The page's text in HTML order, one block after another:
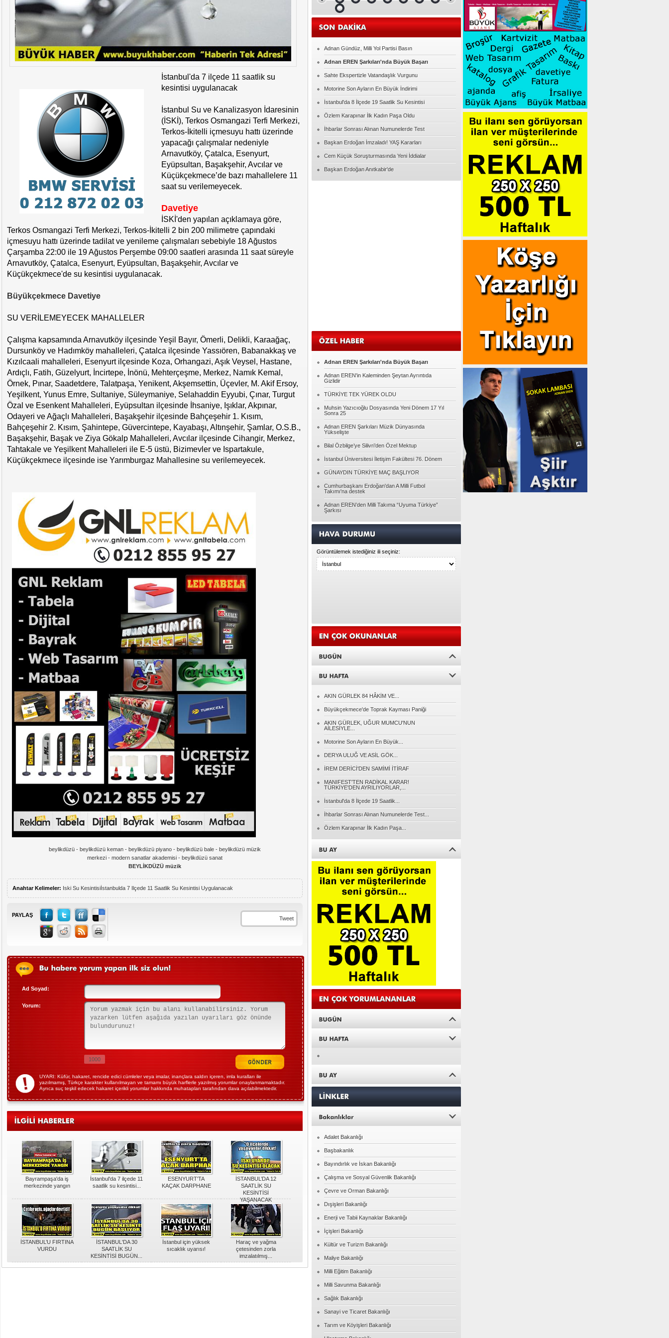
İstanbul'da 7 ilçede 11 saatlik su
kesintisi uygulanacak
İstanbul Su ve Kanalizasyon İdaresinin
(İSKİ), Terkos Osmangazi Terfi Merkezi,
Terkos-İkitelli içmesuyu hattı üzerinde
yapacağı çalışmalar nedeniyle
Arnavutköy, Çatalca, Esenyurt,
Eyüpsultan, Başakşehir, Avcılar ve
Küçükçekmece’de bazı mahallelere 11
saat su verilemeyecek.
Davetiye
İSKİ'den yapılan açıklamaya göre,
Terkos Osmangazi Terfi Merkezi, Terkos-İkitelli 2 bin 200 milimetre çapındaki
içmesuyu hattı üzerinde tadilat ve yenileme çalışmaları sebebiyle 18 Ağustos
Çarşamba 22:00 ile 19 Ağustos Perşembe 09:00 saatleri arasında 11 saat süreyle
Arnavutköy, Çatalca, Esenyurt, Eyüpsultan, Başakşehir, Avcılar ve
Küçükçekmece'de su kesintisi uygulanacak.
Büyükçekmece Davetiye
SU VERİLEMEYECEK MAHALLELER
Çalışma kapsamında Arnavutköy ilçesinde Yeşil Bayır, Ömerli, Delikli, Karaağaç,
Dursunköy ve Hadımköy mahalleleri, Çatalca ilçesinde Yassıören, Babanakkaş ve
Kızılcaali mahalleleri, Esenyurt ilçesinde Koza, Orhangazi, Aşık Veysel, Hastane,
Ardıçlı, Fatih, Güzelyurt, İncirtepe, İnönü, Mehterçeşme, Merkez, Namık Kemal,
Örnek, Pınar, Saadetdere, Talatpaşa, Yenikent, Akşemsettin, Üçevler, M. Akif Ersoy,
Yeşilkent, Yunus Emre, Sultaniye, Süleymaniye, Selahaddin Eyyubi, Çınar, Turgut
Özal ve Esenkent Mahalleleri, Eyüpsultan ilçesinde İhsaniye, Işıklar, Akpınar,
Odayeri ve Ağaçlı Mahalleleri, Başakşehir ilçesinde Bahçeşehir 1. Kısım,
Bahçeşehir 2. Kısım, Şahintepe, Güvercintepe, Kayabaşı, Altınşehir, Şamlar, O.S.B.,
Başakşehir, Başak ve Ziya Gökalp Mahalleleri, Avcılar ilçesinde Cihangir, Merkez,
Tahtakale ve Yeşilkent Mahalleleri ile E-5 üstü, Bizimevler ve Ispartakule,
Küçükçekmece ilçesinde ise Yarımburgaz Mahallesine su verilemeyecek.
beylikdüzü - beylikdüzü keman - beylikdüzü piyano - beylikdüzü bale - beylikdüzü müzik
merkezi - modern sanatlar akademisi - beylikdüzü sanat
BEYLİKDÜZÜ müzik
Anahtar Kelimeler: Iski Su Kesintisiİstanbulda 7 Ilçede 11 Saatlik Su Kesintisi Uygulanacak
PAYLAŞ
Tweet
Ad Soyad:
Yorum:
UYARI: Küfür, hakaret, rencide edici cümleler veya imalar, inançlara saldırı içeren, imla kuralları ile
yazılmamış, Türkçe karakter kullanılmayan ve tamamı büyük harflerle yazılmış yorumlar onaylanmamaktadır.
Ayrıca suç teşkil edecek hakaret içerikli yorumlar hakkında muhatapları tarafından dava açılabilmektedir.
Bayrampaşa'da iş
merkezinde yangın
İstanbul'da 7 ilçede 11
saatlik su kesintisi...
ESENYURT'TA
KAÇAK DARPHANE
İSTANBUL’DA 12
SAATLİK SU
KESİNTİSİ
YAŞANACAK
İSTANBUL’U FIRTINA
VURDU
İSTANBUL'DA 30
SAATLİK SU
KESİNTİSİ BUGÜN...
İstanbul için yüksek
sıcaklık uyarısı!
Haraç ve yağma
çetesinden zorla
imzalatılmış...
Elif ERDEM
Ampute Futbol'da İlginç detay
Serap UZER
15 Temmuzdan kalanlar
İhsan ÜNLÜ
MUTLU YILLAR ÖĞRETMENİM
Hacıbekir Özarslan
FULBOL ASLA SADECE FUTBOL
DEGILDIR
Serkan TOKA
Şennur ROTA
Seksin Kumaşı
Abdulkadir YILMAZ
HER KONUYU ŞİDDETLE ÇÖZMEYE
ÇALIŞIYORUZ.
Kadir Kutlu
Çok mu zor?
Özgenur GEYVE
Pembe gözlüklerinizin dışında bir dünya
Tolga YAVUZ
Ghepetto'nun kütüğü Pinokyo
Pınar BAYÇINAR
Hasan KARAGÖZ
Allah'ın Laneti
DENGESİZLİK ÇAĞI DESEM
Adnan EREN
CİMER'e Giden Her İhbar Ciddiyetle
Değerlendirilmeli
Naci KONYAR
Gidenlerin Ardından
Müslüm SÖYLER
Cumhuriyet....
Özcan PEHLİVANOĞLU
KENDİ BİNDİĞİ DALI KESMEK!..
Adnan Gündüz, Milli Yol Partisi Basın
Adnan EREN Şarkıları'nda Büyük Başarı
Sahte Ekspertizle Vatandaşlık Vurgunu
Motorine Son Ayların En Büyük İndirimi
İstanbul'da 8 İlçede 19 Saatlik Su Kesintisi
Özlem Karapınar İlk Kadın Paşa Oldu
İhbarlar Sonrası Alınan Numunelerde Test
Başkan Erdoğan İmzaladı! YAŞ Kararları
Cem Küçük Soruşturmasında Yeni İddialar
Başkan Erdoğan Anıtkabir'de
Adnan EREN Şarkıları'nda Büyük Başarı
Adnan EREN'in Kaleminden Şeytan Ayrıntıda
Gizlidir
TÜRKİYE TEK YÜREK OLDU
Muhsin Yazıcıoğlu Dosyasında Yeni Dönem 17 Yıl
Sonra 25
Adnan EREN Şarkıları Müzik Dünyasında
Yükselişte
Bilal Özbilge’ye Silivri’den Özel Mektup
İstanbul Üniversitesi İletişim Fakültesi 76. Dönem
GÜNAYDIN TÜRKİYE MAÇ BAŞLIYOR
Cumhurbaşkanı Erdoğan'dan A Milli Futbol
Takımı'na destek
Adnan EREN’den Milli Takıma “Uyuma Türkiye”
Şarkısı
Görüntülemek istediğiniz ili seçiniz:
AKIN GÜRLEK 84 HÂKİM VE...
Büyükçekmece'de Toprak Kayması Paniği
AKIN GÜRLEK, UĞUR MUMCU'NUN
AİLESİYLE...
Motorine Son Ayların En Büyük...
DERYA ULUĞ VE ASİL GÖK...
İREM DERİCİ'DEN SAMİMİ İTİRAF
MANIFEST'TEN RADİKAL KARAR!
TÜRKİYE'DEN AYRILIYORLAR,...
İstanbul'da 8 İlçede 19 Saatlik...
İhbarlar Sonrası Alınan Numunelerde Test...
Özlem Karapınar İlk Kadın Paşa...
Adalet Bakanlığı
Başbakanlık
Bayındırlık ve İskan Bakanlığı
Çalışma ve Sosyal Güvenlik Bakanlığı
Çevre ve Orman Bakanlığı
Dışişleri Bakanlığı
Enerji ve Tabii Kaynaklar Bakanlığı
İçişleri Bakanlığı
Kültür ve Turizm Bakanlığı
Maliye Bakanlığı
Milli Eğitim Bakanlığı
Milli Savunma Bakanlığı
Sağlık Bakanlığı
Sanayi ve Ticaret Bakanlığı
Tarım ve Köyişleri Bakanlığı